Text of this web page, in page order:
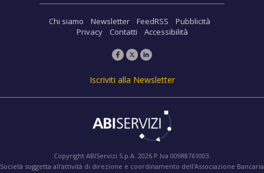
Chi siamo Newsletter FeedRSS
Pubblicità
Privacy
Contatti Accessibilità
Iscriviti alla Newsletter
Copyright ABIServizi S.p.A. 2026 P.Iva 00988761003.
Società soggetta all'attività di direzione e coordinamento dell'Associazione Bancaria